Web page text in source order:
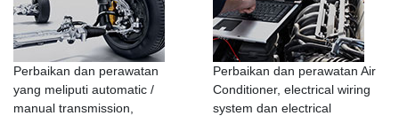
Perbaikan dan perawatan
yang meliputi automatic /
manual transmission,
Perbaikan dan perawatan Air
Conditioner, electrical wiring
system dan electrical